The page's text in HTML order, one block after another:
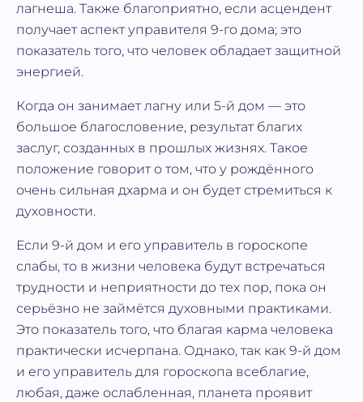
лагнеша. Также благоприятно, если асцендент
получает аспект управителя 9-го дома; это
показатель того, что человек обладает защитной
энергией.
Когда он занимает лагну или 5-й дом — это
большое благословение, результат благих
заслуг, созданных в прошлых жизнях. Такое
положение говорит о том, что у рождённого
очень сильная дхарма и он будет стремиться к
духовности.
Если 9-й дом и его управитель в гороскопе
слабы, то в жизни человека будут встречаться
трудности и неприятности до тех пор, пока он
серьёзно не займётся духовными практиками.
Это показатель того, что благая карма человека
практически исчерпана. Однако, так как 9-й дом
и его управитель для гороскопа всеблагие,
любая, даже ослабленная, планета проявит